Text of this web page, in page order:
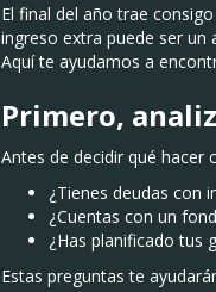
El final del año trae
ingreso extra puede ser un
Aquí te ayudamos a
Primero,
Antes de decidir qué
¿Tienes deudas con
¿Cuentas con un
¿Has planificado tus
Estas preguntas te